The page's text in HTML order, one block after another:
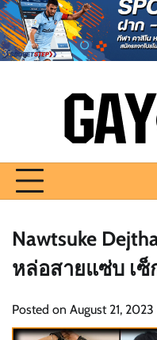
Nawtsuke
หล่อสายแซ่บ เ
Posted on August 21, 2023